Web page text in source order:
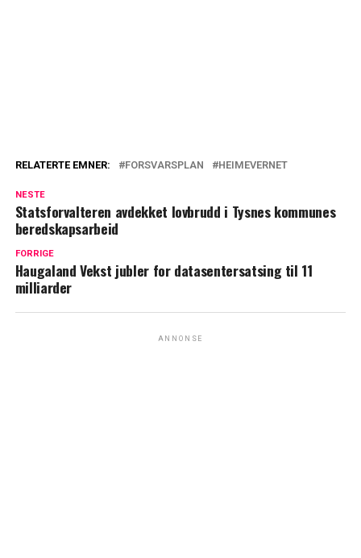
RELATERTE EMNER: FORSVARSPLAN HEIMEVERNET
NESTE
Statsforvalteren avdekket lovbrudd i Tysnes kommunes
beredskapsarbeid
FORRIGE
Haugaland Vekst jubler for datasentersatsing til 11
milliarder
ANNONSE